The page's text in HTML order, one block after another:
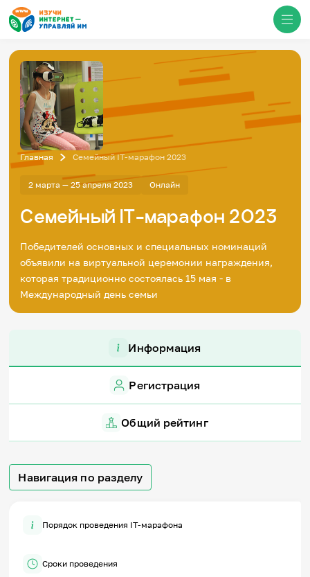
Медиацентр
О проекте
Новости
Фотогалерея
Видео
Инфографики
Презентации
Итоги событий
English
События
Итоги событий
Знания в тестах
Настолка
Педагогам
Методика
English
Главная Семейный IT-марафон 2023
2 марта — 25 апреля 2023 Онлайн
Семейный IT-марафон 2023
Победителей основных и специальных номинаций
объявили на виртуальной церемонии награждения,
которая традиционно состоялась 15 мая - в
Международный день семьи
Информация
Регистрация
Общий рейтинг
Навигация по разделу
Порядок проведения IT-марафона
Сроки проведения